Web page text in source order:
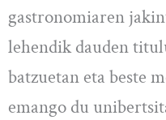
gastronomiaren
lehendik dauden
batzuetan eta beste
emango du